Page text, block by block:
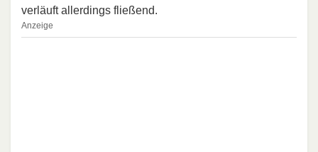
verläuft allerdings fließend.
Anzeige